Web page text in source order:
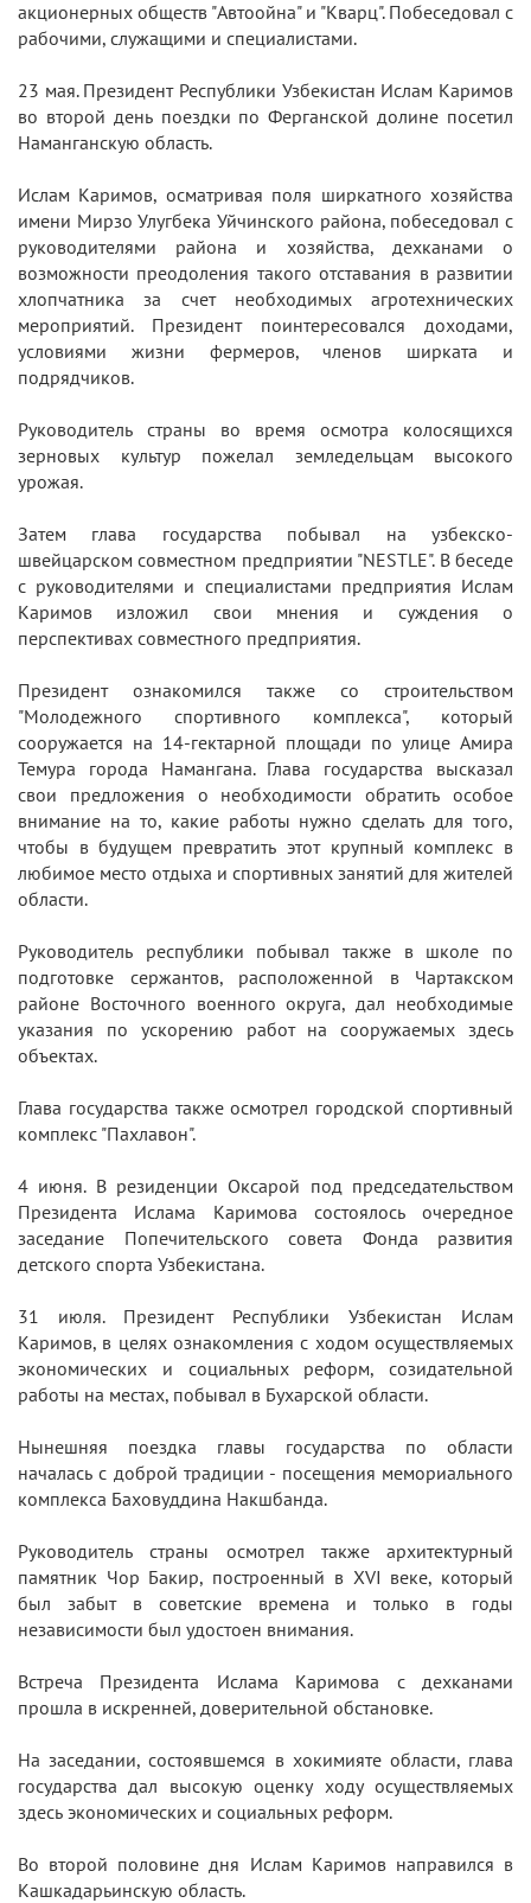
акционерных обществ "Автоойна" и "Кварц". Побеседовал с
рабочими, служащими и специалистами.
23 мая. Президент Республики Узбекистан Ислам Каримов
во второй день поездки по Ферганской долине посетил
Наманганскую область.
Ислам Каримов, осматривая поля ширкатного хозяйства
имени Мирзо Улугбека Уйчинского района, побеседовал с
руководителями района и хозяйства, дехканами о
возможности преодоления такого отставания в развитии
хлопчатника за счет необходимых агротехнических
мероприятий. Президент поинтересовался доходами,
условиями жизни фермеров, членов ширката и
подрядчиков.
Руководитель страны во время осмотра колосящихся
зерновых культур пожелал земледельцам высокого
урожая.
Затем глава государства побывал на узбекско-
швейцарском совместном предприятии "NESTLE". В беседе
с руководителями и специалистами предприятия Ислам
Каримов изложил свои мнения и суждения о
перспективах совместного предприятия.
Президент ознакомился также со строительством
"Молодежного спортивного комплекса", который
сооружается на 14-гектарной площади по улице Амира
Темура города Намангана. Глава государства высказал
свои предложения о необходимости обратить особое
внимание на то, какие работы нужно сделать для того,
чтобы в будущем превратить этот крупный комплекс в
любимое место отдыха и спортивных занятий для жителей
области.
Руководитель республики побывал также в школе по
подготовке сержантов, расположенной в Чартакском
районе Восточного военного округа, дал необходимые
указания по ускорению работ на сооружаемых здесь
объектах.
Глава государства также осмотрел городской спортивный
комплекс "Пахлавон".
4 июня. В резиденции Оксарой под председательством
Президента Ислама Каримова состоялось очередное
заседание Попечительского совета Фонда развития
детского спорта Узбекистана.
31 июля. Президент Республики Узбекистан Ислам
Каримов, в целях ознакомления с ходом осуществляемых
экономических и социальных реформ, созидательной
работы на местах, побывал в Бухарской области.
Нынешняя поездка главы государства по области
началась с доброй традиции - посещения мемориального
комплекса Баховуддина Накшбанда.
Руководитель страны осмотрел также архитектурный
памятник Чор Бакир, построенный в ХVI веке, который
был забыт в советские времена и только в годы
независимости был удостоен внимания.
Встреча Президента Ислама Каримова с дехканами
прошла в искренней, доверительной обстановке.
На заседании, состоявшемся в хокимияте области, глава
государства дал высокую оценку ходу осуществляемых
здесь экономических и социальных реформ.
Во второй половине дня Ислам Каримов направился в
Кашкадарьинскую область.